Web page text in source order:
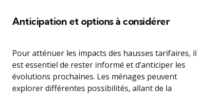
Anticipation et options à considérer
Pour atténuer les impacts des hausses tarifaires, il
est essentiel de rester informé et d’anticiper les
évolutions prochaines. Les ménages peuvent
explorer différentes possibilités, allant de la